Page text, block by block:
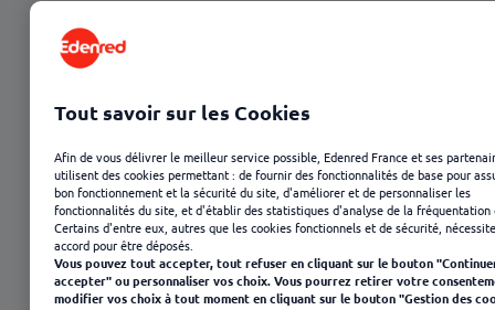
23 janvier 2025
Tout savoir sur les Cookies
Afin de vous délivrer le meilleur service possible, Edenred France et ses
utilisent des cookies permettant : de fournir des fonctionnalités de base pour
bon fonctionnement et la sécurité du site, d'améliorer et de personnaliser les
fonctionnalités du site, et d'établir des statistiques d'analyse de la fréquentation
Certains d'entre eux, autres que les cookies fonctionnels et de sécurité,
accord pour être déposés.
Vous pouvez tout accepter, tout refuser en cliquant sur le bouton
accepter" ou personnaliser vos choix. Vous pourrez retirer votre
modifier vos choix à tout moment en cliquant sur le bouton "Gestion des